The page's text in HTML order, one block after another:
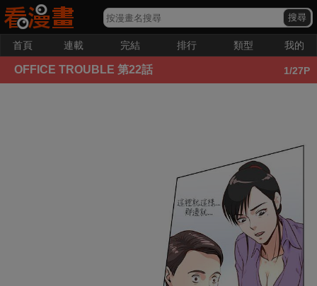
首頁 連載 完結 排行 類型 我的
OFFICE TROUBLE 第22話 1/27P